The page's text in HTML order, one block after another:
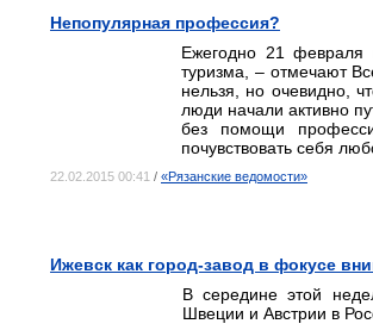
Непопулярная профессия?
Ежегодно 21 февраля
туризма, – отмечают
нельзя, но очевидно,
люди начали активно
без помощи
почувствовать себя
22.02.2015 00:41 / «Рязанские ведомости»
Ижевск как город-завод в фокусе
В середине этой
Швеции и Австрии в